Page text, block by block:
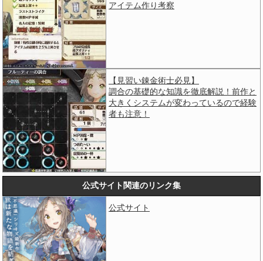
アイテム作り考察
【見習い錬金術士必見】
調合の基礎的な知識を徹底解説！前作と
大きくシステムが変わっているので経験
者も注意！
公式サイト関連のリンク集
公式サイト